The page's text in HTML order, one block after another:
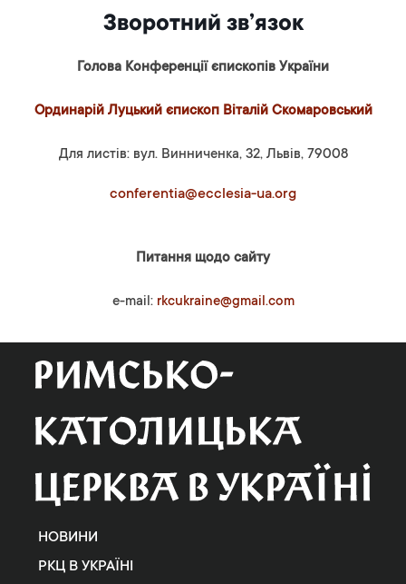
Зворотний зв’язок
Голова Конференції єпископів України
Ординарій Луцький єпископ Віталій Скомаровський
Для листів: вул. Винниченка, 32, Львів, 79008
conferentia@ecclesia-ua.org
Питання щодо сайту
e-mail: rkcukraine@gmail.com
НОВИНИ
РКЦ В УКРАЇНІ